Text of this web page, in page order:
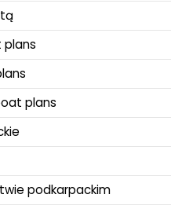
plans
podkarpackim